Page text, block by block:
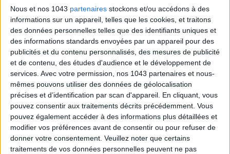
Nous et nos 1043 partenaires stockons et/ou accédons à des
informations sur un appareil, telles que les cookies, et traitons
des données personnelles telles que des identifiants uniques et
des informations standards envoyées par un appareil pour des
publicités et du contenu personnalisés, des mesures de publicité
et de contenu, des études d'audience et le développement de
services. Avec votre permission, nos 1043 partenaires et nous-
mêmes pouvons utiliser des données de géolocalisation
précises et d’identification par scan d'appareil. En cliquant, vous
pouvez consentir aux traitements décrits précédemment. Vous
pouvez également accéder à des informations plus détaillées et
modifier vos préférences avant de consentir ou pour refuser de
donner votre consentement. Veuillez noter que certains
traitements de vos données personnelles peuvent ne pas
ADOPT PARFUMS IS REVOLUTIONIZING AFFORDABLE MADE-IN-FRANCE
FRAGRANCES
15 IDEAS FOR ENJOYING AUGUST IN PARIS